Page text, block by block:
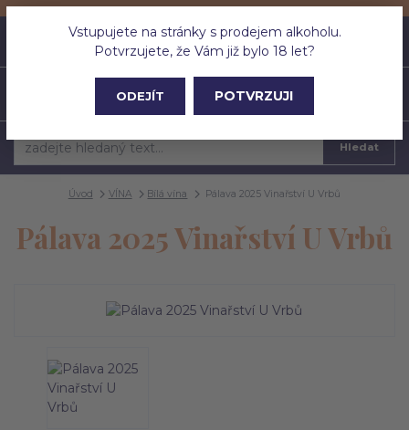
Vstupujete na stránky s prodejem alkoholu.
Potvrzujete, že Vám již bylo 18 let?
ODEJÍT POTVRZUJI
CZK
Hledat
Úvod VÍNA Bílá vína Pálava 2025 Vinařství U Vrbů
Pálava 2025 Vinařství U Vrbů